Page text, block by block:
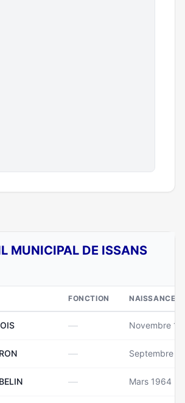
MUNICIPAL DE ISSANS
FONCTION NAISSANCE
— Novembre
— Septembre
— Mars 1964